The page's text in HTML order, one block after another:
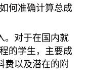
何准确计算总成
。对于在国内就
的学生，主要成
费以及潜在的附